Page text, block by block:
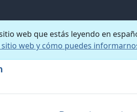
web que estás leyendo en
web y cómo puedes